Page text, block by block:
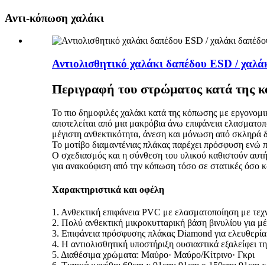
Αντι-κόπωση χαλάκι
Αντιολισθητικό χαλάκι δαπέδου ESD /
Περιγραφή του στρώματος κατά της
Το πιο δημοφιλές χαλάκι κατά της κόπωσης με
αποτελείται από μια μακρόβια άνω επιφάνεια
μέγιστη ανθεκτικότητα, άνεση και μόνωση από σκληρά
Το μοτίβο διαμαντένιας πλάκας παρέχει πρόσφυση ενώ
Ο σχεδιασμός και η σύνθεση του υλικού καθιστούν
για ανακούφιση από την κόπωση τόσο σε στατικές όσο
Χαρακτηριστικά και οφέλη
1. Ανθεκτική επιφάνεια PVC με ελασματοποίηση με
2. Πολύ ανθεκτική μικροκυτταρική βάση βινυλίου για
3. Επιφάνεια πρόσφυσης πλάκας Diamond για
4. Η αντιολισθητική υποστήριξη ουσιαστικά εξαλείφει
5. Διαθέσιμα χρώματα: Μαύρο· Μαύρο/Κίτρινο· Γκρι